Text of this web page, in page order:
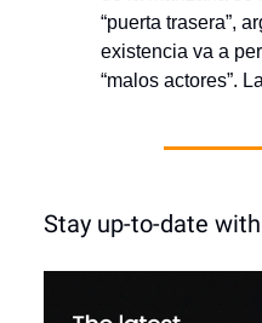
“puerta trasera”,
existencia va a
“malos actores”.
Stay up-to-date